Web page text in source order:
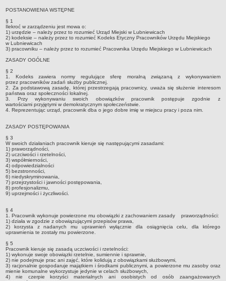
Informacja turystyczna
Przewodnik po urzędzie
Kodeks etyczny
Oświadczenia majątkowe
Raporty
RADA MIEJSKA
Dyżury Przewodniczącego Rady Miejskiej
Transmisja z obrad sesji
Zadania i uprawnienia
Plan pracy Rady Miejskiej
Terminy posiedzeń Rady
Głosowania
Protokoły z posiedzeń Rady Miejskiej
Terminy posiedzeń Komisji
Plan pracy Komisji Rewizyjnej
Oświadczenia majątkowe
Interpelacje radnych wraz z odpowiedziami
POSTANOWIENIA WSTĘPNE
§ 1
Ilekroć w zarządzeniu jest mowa o:
1) urzędzie – należy przez to rozumieć Urząd Miejski w Lubniewicach
2) kodeksie – należy przez to rozumieć Kodeks Etyczny Pracowników Urzędu Miejskiego
w Lubniewicach
3) pracowniku – należy przez to rozumieć Pracownika Urzędu Miejskiego w Lubniewicach
ZASADY OGÓLNE
§ 2
1. Kodeks zawiera normy regulujące sferę moralną związaną z wykonywaniem
przez pracowników zadań służby publicznej.
2. Za podstawową zasadę, której przestrzegają pracownicy, uważa się służenie interesom
państwa oraz społeczności lokalnej.
3. Przy wykonywaniu swoich obowiązków pracownik postępuje zgodnie z
wartościami przyjętymi w demokratycznym społeczeństwie.
4. Reprezentując urząd, pracownik dba o jego dobre imię w miejscu pracy i poza nim.
ZASADY POSTĘPOWANIA
§ 3
W swoich działaniach pracownik kieruje się następującymi zasadami:
1) praworządności,
2) uczciwości i rzetelności,
3) współmierności,
4) odpowiedzialności
5) bezstronności,
6) niedyskryminowania,
7) przejrzystości i jawności postępowania,
8) profesjonalizmu,
9) uprzejmości i życzliwości.
§ 4
1. Pracownik wykonuje powierzone mu obowiązki z zachowaniem zasady praworządności:
1) działa w zgodzie z obowiązującymi przepisów prawa,
2) korzysta z nadanych mu uprawnień wyłącznie dla osiągnięcia celu, dla którego
uprawnienia te zostały mu powierzone.
§ 5
Pracownik kieruje się zasadą uczciwości i rzetelności:
1) wykonuje swoje obowiązki rzetelnie, sumiennie i sprawnie,
2) nie podejmuje prac ani zajęć, które kolidują z obowiązkami służbowymi,
3) racjonalnie gospodaruje majątkiem i środkami publicznymi, a powierzone mu zasoby oraz
mienie komunalne wykorzystuje jedynie w celach służbowych,
4) nie czerpie korzyści materialnych ani osobistych od osób zaangażowanych